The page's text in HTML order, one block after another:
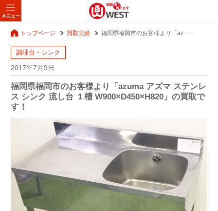
トップページ 買取実績 福岡県福岡市のお客様より「az･･･
調理台・シンク
2017年7月9日
福岡県福岡市のお客様より「azuma アズマ ステンレ
ス シンク 流し台 １槽 W900×D450×H820」の買取で
す！